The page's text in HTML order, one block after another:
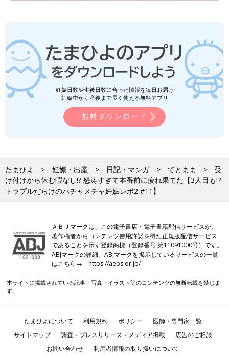
妊娠日数や生後日数に合った情報を毎日お届け
妊娠中から産後まで長く使える無料アプリ
無料ダウンロード
たまひよ 妊娠・出産 日記・マンガ てとまま
受
け付けから休む暇なし!? 怒涛すぎて本番前に疲れ果てた【3人目も!?
トラブルだらけのハチャメチャ妊娠レポ2 #11】
ＡＢＪマークは、この電子書店・電子書籍配信サービスが、
著作権者からコンテンツ使用許諾を得た正規版配信サービス
であることを示す登録商標（登録番号 第11091000号）です。
ABJマークの詳細、ABJマークを掲示しているサービスの一覧
はこちら→https://aebs.or.jp/
本サイトに掲載されている記事・写真・イラスト等のコンテンツの無断転載を禁じま
す。
たまひよについて 利用規約 ポリシー
医師・専門家一覧
サイトマップ
調査・プレスリリース・メディア掲載
広告のご相談
お問い合わせ
利用者情報の取り扱いについて